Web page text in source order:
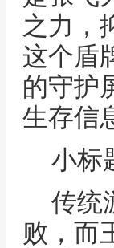
之力，
这个盾
的守护
生存信
小标
传统
败，而